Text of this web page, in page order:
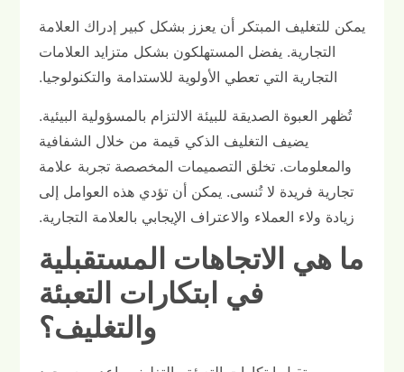
يمكن للتغليف المبتكر أن يعزز بشكل كبير إدراك العلامة
التجارية. يفضل المستهلكون بشكل متزايد العلامات
التجارية التي تعطي الأولوية للاستدامة والتكنولوجيا.
تُظهر العبوة الصديقة للبيئة الالتزام بالمسؤولية البيئية.
يضيف التغليف الذكي قيمة من خلال الشفافية
والمعلومات. تخلق التصميمات المخصصة تجربة علامة
تجارية فريدة لا تُنسى. يمكن أن تؤدي هذه العوامل إلى
زيادة ولاء العملاء والاعتراف الإيجابي بالعلامة التجارية.
ما هي الاتجاهات المستقبلية
في ابتكارات التعبئة
والتغليف؟